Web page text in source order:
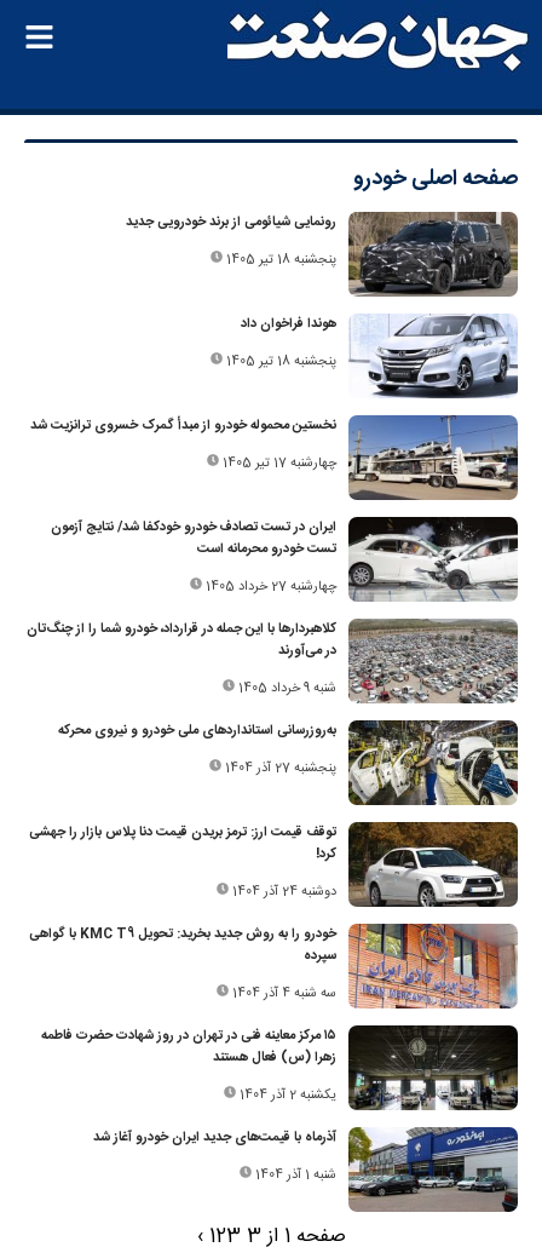
صفحه اصلیخودرو
رونمایی شیائومی از برند خودرویی جدید
پنجشنبه 18 تیر 1405
هوندا فراخوان داد
پنجشنبه 18 تیر 1405
نخستین محموله خودرو از مبدأ گمرک خسروی ترانزیت شد
چهارشنبه 17 تیر 1405
ایران در تست تصادف خودرو خودکفا شد/ نتایج آزمون
تست خودرو محرمانه است
چهارشنبه 27 خرداد 1405
کلاهبردارها با این جمله در قرارداد، خودرو شما را از چنگ‌تان
در می‌آورند
شنبه 9 خرداد 1405
به‌روزرسانی استانداردهای ملی خودرو و نیروی محرکه
پنجشنبه 27 آذر 1404
توقف قیمت ارز: ترمز بریدن قیمت دنا پلاس بازار را جهشی
کرد!
دوشنبه 24 آذر 1404
خودرو را به روش جدید بخرید: تحویل KMC T9 با گواهی
سپرده
سه شنبه 4 آذر 1404
۱۵ مرکز معاینه فنی در تهران در روز شهادت حضرت فاطمه
زهرا (س) فعال هستند
یکشنبه 2 آذر 1404
آذرماه با قیمت‌های جدید ایران خودرو آغاز شد
شنبه 1 آذر 1404
صفحه 1 از 3 123
›